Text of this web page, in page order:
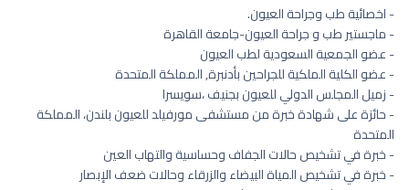
- اخصائية طب وجراحة العيون.
- ماجستير طب و جراحة العيون-جامعة القاهرة
- عضو الجمعية السعودية لطب العيون
- عضو الكلية الملكية للجراحين بأدنبرة, المملكة المتحدة
- زميل المجلس الدولي للعيون بجنيف ،سويسرا
- حائزة على شهادة خبرة من مستشفى مورفيلد للعيون بلندن، المملكة
المتحدة
- خبرة في تشخيص حالات الجفاف وحساسية والتهاب العين
- خبرة في تشخيص المياة البيضاء والزرقاء وحالات ضعف الإبصار